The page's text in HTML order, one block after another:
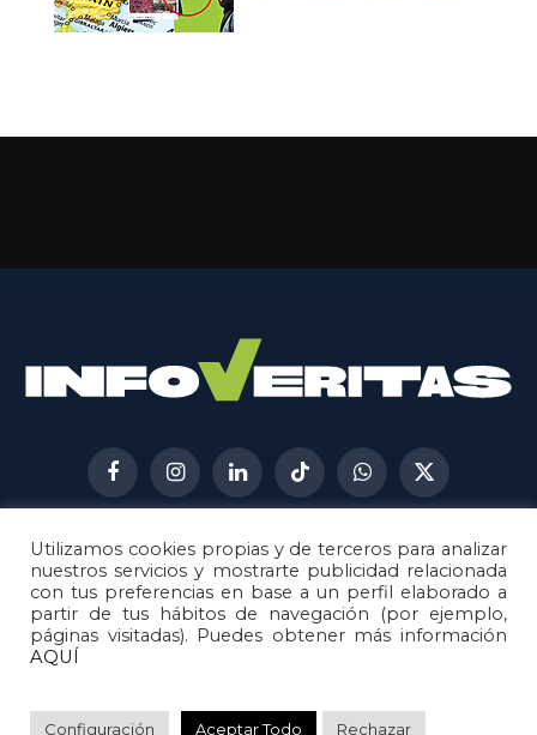
FacebookInstagramLinkedInTikTokWhatsApp
X
(Twitter)
AVISO LEGAL
METODOLOGÍA
POLÍTICA DE COOKIES
POLÍTICA DE CORRECCIONES
© 2026Metech. Todos los derechos reservados.
Utilizamos cookies propias y de terceros para analizar
nuestros servicios y mostrarte publicidad relacionada
con tus preferencias en base a un perfil elaborado a
partir de tus hábitos de navegación (por ejemplo,
páginas visitadas). Puedes obtener más información
AQUÍ
Configuración Aceptar Todo Rechazar